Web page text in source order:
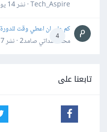
Tech_Aspire · نشر
14 يوليو
4
كم علي ان اعطي وقت للدورة
محمد سداتي صامد2 · نشر
7 يوليو
تابعنا على